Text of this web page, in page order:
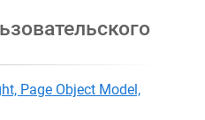
Page Object Model,